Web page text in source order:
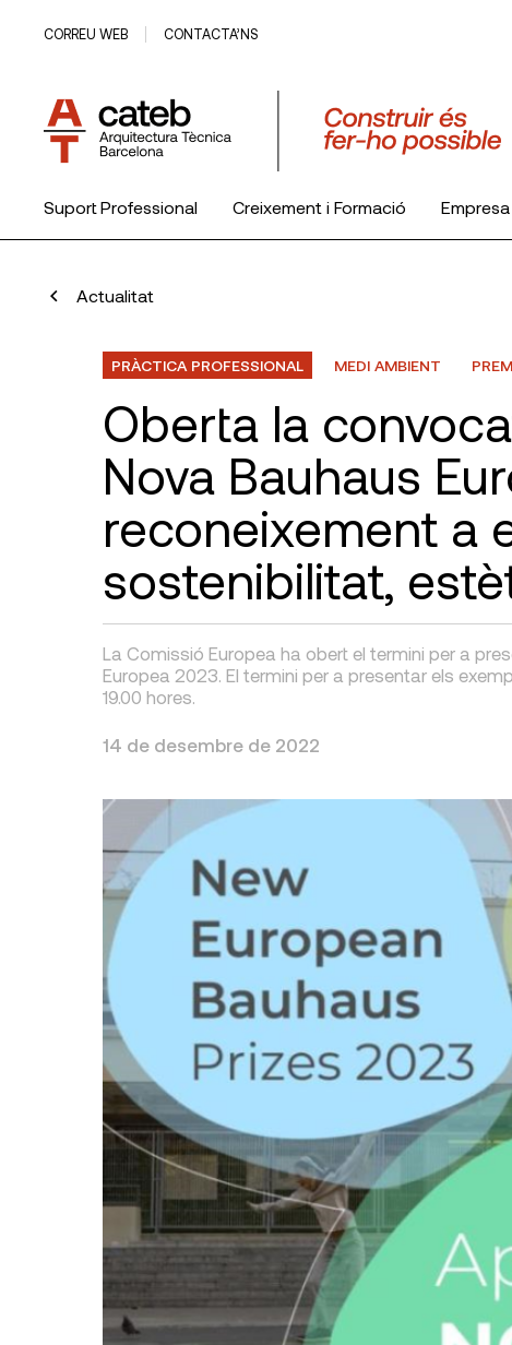
CORREU WEB CONTACTA’NS
Suport Professional Creixement i Formació Empresa
Actualitat
PRÀCTICA PROFESSIONAL MEDI AMBIENT
Oberta la
Nova Bauhaus
reconeixement a
sostenibilitat,
La Comissió Europea ha obert el termini per a
Europea 2023. El termini per a presentar els
19.00 hores.
14 de desembre de 2022